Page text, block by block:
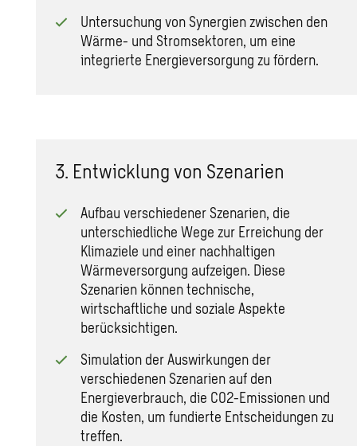
Untersuchung von Synergien zwischen den
Wärme- und Stromsektoren, um eine
integrierte Energieversorgung zu fördern.
3. Entwicklung von Szenarien
Aufbau verschiedener Szenarien, die
unterschiedliche Wege zur Erreichung der
Klimaziele und einer nachhaltigen
Wärmeversorgung aufzeigen. Diese
Szenarien können technische,
wirtschaftliche und soziale Aspekte
berücksichtigen.
Simulation der Auswirkungen der
verschiedenen Szenarien auf den
Energieverbrauch, die CO2-Emissionen und
die Kosten, um fundierte Entscheidungen zu
treffen.